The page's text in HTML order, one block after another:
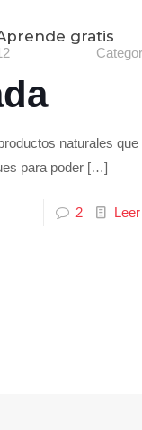
gratis
naturales que
para poder […]
2